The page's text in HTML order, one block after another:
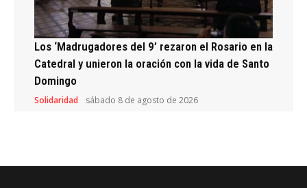
Los ‘Madrugadores del 9’ rezaron el Rosario en la
Catedral y unieron la oración con la vida de Santo
Domingo
Solidaridad sábado 8 de agosto de 2026